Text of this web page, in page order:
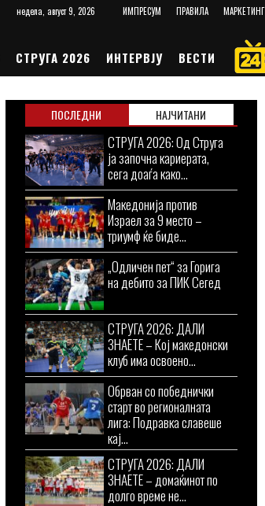
недела, август 9, 2026 ИМПРЕСУМ ПРАВИЛА МАРКЕТИНГ
СТРУГА 2026 ИНТЕРВЈУ ВЕСТИ
ПОСЛЕДНИ НАЈЧИТАНИ
СТРУГА 2026: Од Струга
ја започна кариерата,
сега доаѓа како...
Македонија против
Израел за 9 место –
триумф ќе биде...
„Одличен пет“ за Горига
на дебито за ПИК Сегед
СТРУГА 2026: ДАЛИ
ЗНАЕТЕ – Кој македонски
клуб има освоено...
Обрван со победнички
старт во регионалната
лига: Подравка славеше
кај...
СТРУГА 2026: ДАЛИ
ЗНАЕТЕ – домаќинот по
долго време не...